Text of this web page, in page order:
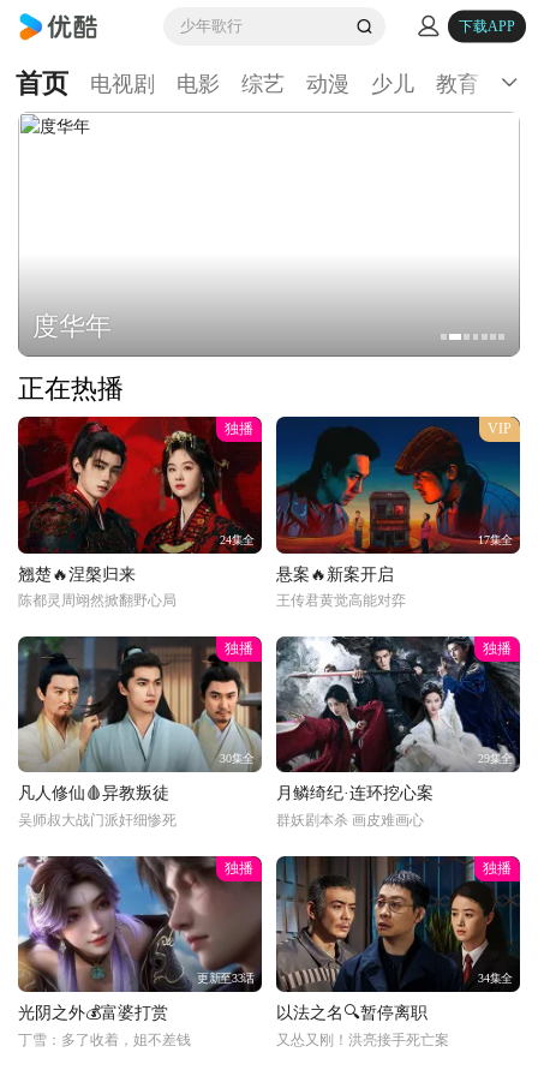
少年歌行 下载APP
首页 电视剧 电影 综艺 动漫 少儿 教育 生
度华年
正在热播
独播
24集全
翘楚🔥涅槃归来
陈都灵周翊然掀翻野心局
VIP
17集全
悬案🔥新案开启
王传君黄觉高能对弈
独播
30集全
凡人修仙🩸异教叛徒
吴师叔大战门派奸细惨死
独播
29集全
月鳞绮纪·连环挖心案
群妖剧本杀 画皮难画心
独播
更新至33话
光阴之外💰富婆打赏
丁雪：多了收着，姐不差钱
独播
34集全
以法之名🔍暂停离职
又怂又刚！洪亮接手死亡案